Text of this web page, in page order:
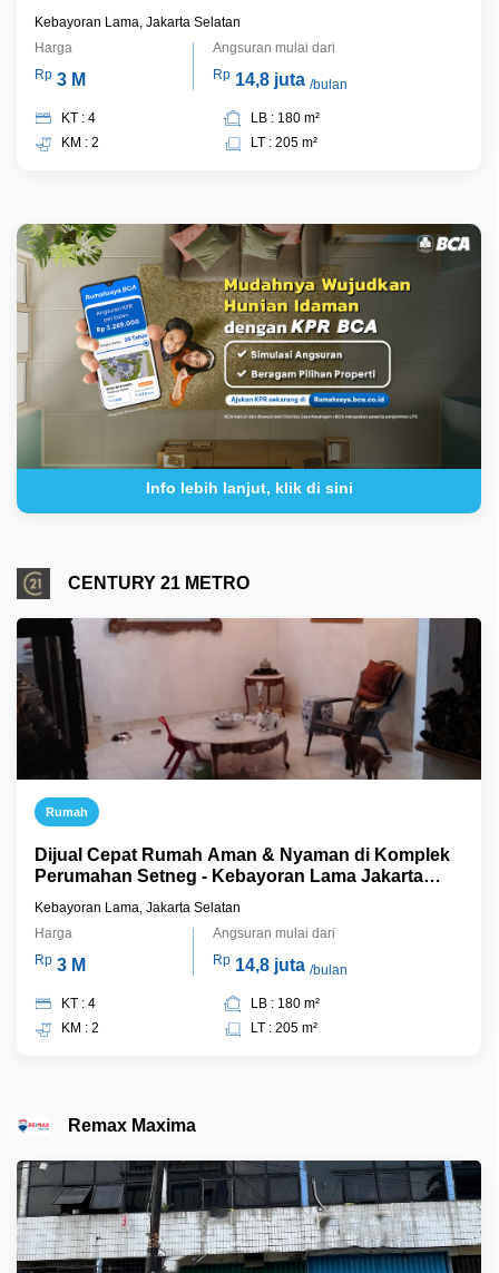
Kebayoran Lama, Jakarta Selatan
Harga
Rp 3 M
Angsuran mulai dari
Rp 14,8 juta /bulan
KT : 4
KM : 2
LB : 180 m²
LT : 205 m²
Info lebih lanjut, klik di sini
CENTURY 21 METRO
Rumah
Dijual Cepat Rumah Aman & Nyaman di Komplek
Perumahan Setneg - Kebayoran Lama Jakarta
Kebayoran Lama, Jakarta Selatan
Harga
Rp 3 M
Angsuran mulai dari
Rp 14,8 juta /bulan
KT : 4
KM : 2
LB : 180 m²
LT : 205 m²
Remax Maxima